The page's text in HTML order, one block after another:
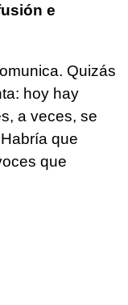
e
Quizás
hoy hay
a veces, se
que
que